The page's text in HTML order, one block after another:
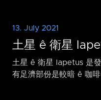
13. July 2021
土星 ê 衛星
土星 ê 衛星 Iapetus 是
有足濟部份是較暗 ê 咖